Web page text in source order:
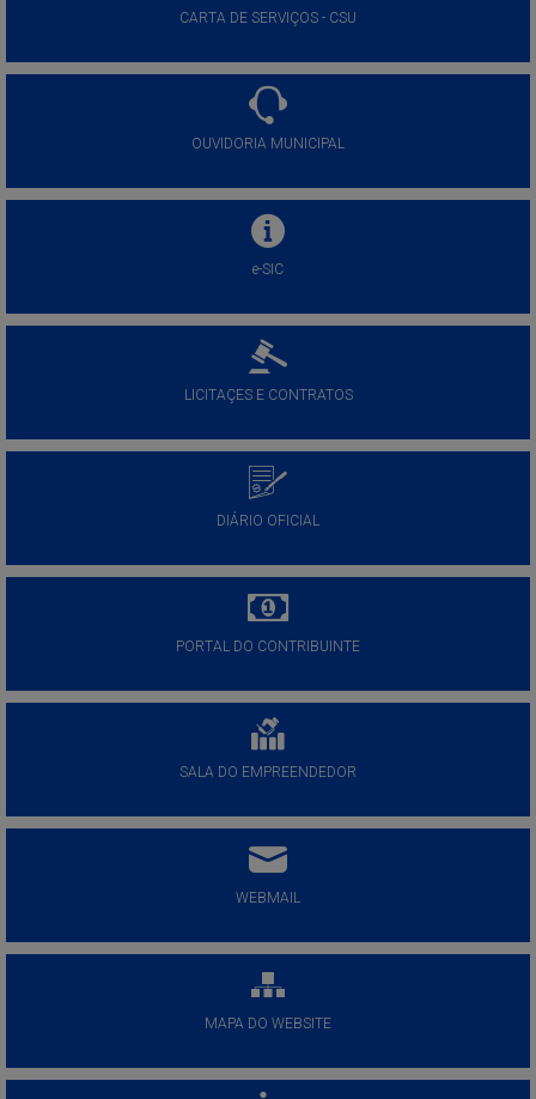
CARTA DE SERVIÇOS - CSU
OUVIDORIA MUNICIPAL
e-SIC
LICITAÇES E CONTRATOS
DIÁRIO OFICIAL
PORTAL DO CONTRIBUINTE
SALA DO EMPREENDEDOR
WEBMAIL
MAPA DO WEBSITE